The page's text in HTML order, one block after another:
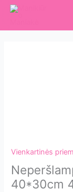
Pereiti
turinio
Vienkartinės
40*30cm